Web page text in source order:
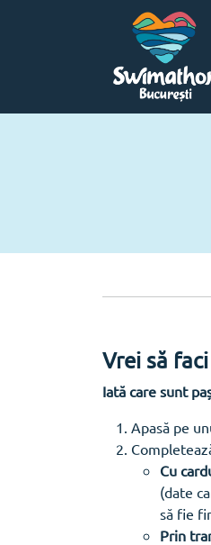
Vrei să
Iată care sunt
Apasă pe
Cu
(date
să fie
Prin